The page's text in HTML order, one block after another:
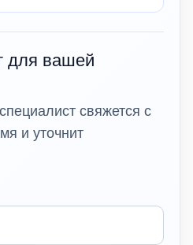
для вашей
свяжется с
и уточнит